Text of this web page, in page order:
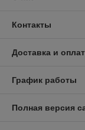
Контакты
Доставка и
График работы
Полная версия